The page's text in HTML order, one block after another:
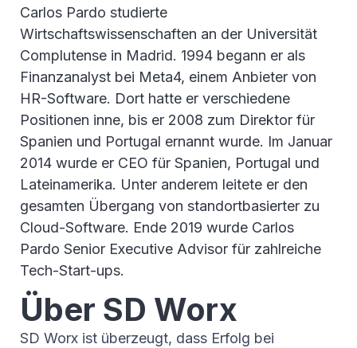
Carlos Pardo studierte
Wirtschaftswissenschaften an der Universität
Complutense in Madrid. 1994 begann er als
Finanzanalyst bei Meta4, einem Anbieter von
HR-Software. Dort hatte er verschiedene
Positionen inne, bis er 2008 zum Direktor für
Spanien und Portugal ernannt wurde. Im Januar
2014 wurde er CEO für Spanien, Portugal und
Lateinamerika. Unter anderem leitete er den
gesamten Übergang von standortbasierter zu
Cloud-Software. Ende 2019 wurde Carlos
Pardo Senior Executive Advisor für zahlreiche
Tech-Start-ups.
Über SD Worx
SD Worx ist überzeugt, dass Erfolg bei